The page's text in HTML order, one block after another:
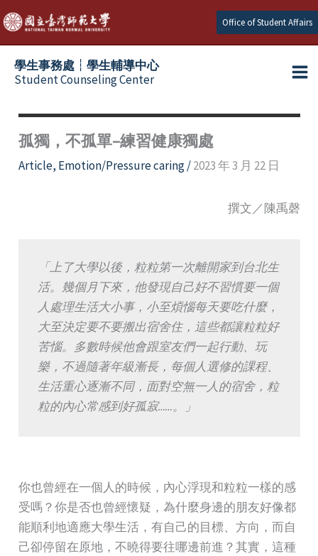
Skip
to
content
Office of Student Affairs
學生事務處┆學生輔導中心
Student Counseling Center
孤獨，不孤單–練習健康獨處
Article, Emotion/Pressure caring/2023 年 3 月 22 日
撰文／陳禹磬
「上了大學以後，粒粒第一次離開家到台北生
活。幾個月下來，他發現自己好不習慣要一個
人處理生活大小事，小至煩惱每天要吃什麼，
大至決定要不要搬出宿舍住，這些都讓粒粒好
苦惱。多數時候他會跟室友們一起行動、玩
樂，不過隨著年級漸長，每個人選修的課程、
生活重心逐漸不同，面對空無一人的宿舍，粒
粒的內心常感到好孤寂……。」
你也曾經在一個人的時候，內心浮現和粒粒一樣的感
受嗎？你是否也曾經懷疑，為什麼身邊的朋友好像都
能順利地適應大學生活，有自己的目標、方向，而自
己卻停留在原地，不曉得要往哪邊前進？其實，這種